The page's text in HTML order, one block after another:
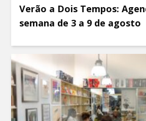
Verão a Dois Tempos:
semana de 3 a 9 de agosto